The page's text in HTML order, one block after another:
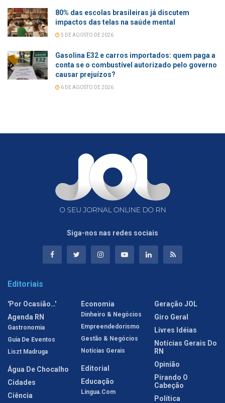
80% das escolas brasileiras já discutem
impactos das telas na saúde mental
5 DE AGOSTO DE 2026
Gasolina E32 e carros importados: quem paga a
conta se o combustível autorizado pelo governo
causar prejuízos?
6 DE AGOSTO DE 2026
Siga-nos nas redes sociais
Editoriais
'Por Ocasião…'
Agenda RN
Gastronomia
Guia De Eventos
Liszt Madruga
Água De Chocalho
Cidades
Ciência
Economia
Dinheiro & Negócios
Empreendedorismo
Gestão & Negócios
Notícias Gerais
Editorial
Educação
Língua.com
Geração JOL
Giro Geral
Livres Idéias
Notícias Gerais Do
RN
Opinião
Pirando O
Cabeção
Política